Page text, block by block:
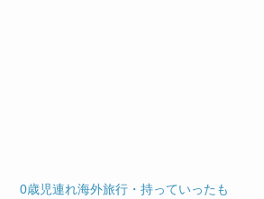
0歳児連れ海外旅行・持っていったも